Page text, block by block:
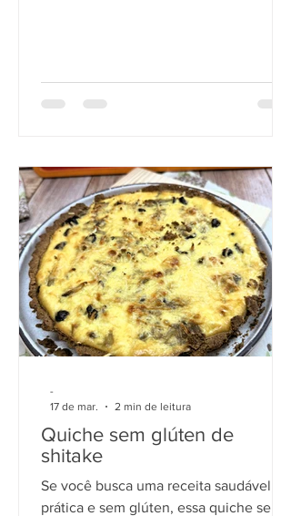
preparações naturais no dia a dia
Quiche sem glúten de
shitake
Se você busca uma receita saudável,
prática e sem glúten, essa quiche sem
-
17 de mar.
2 min de leitura